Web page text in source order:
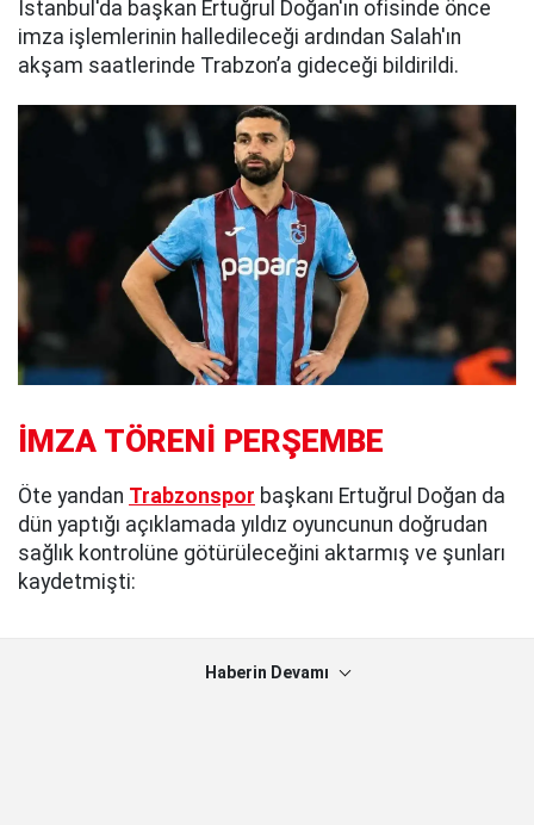
İstanbul'da başkan Ertuğrul Doğan'ın ofisinde önce
imza işlemlerinin halledileceği ardından Salah'ın
akşam saatlerinde Trabzon’a gideceği bildirildi.
İMZA TÖRENİ PERŞEMBE
Öte yandan Trabzonspor başkanı Ertuğrul Doğan da
dün yaptığı açıklamada yıldız oyuncunun doğrudan
sağlık kontrolüne götürüleceğini aktarmış ve şunları
kaydetmişti:
Haberin Devamı